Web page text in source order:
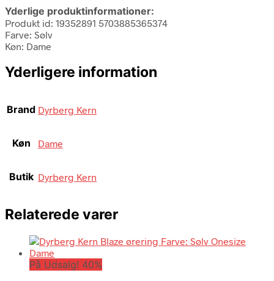
Yderlige produktinformationer:
Produkt id: 19352891 5703885365374
Farve: Sølv
Køn: Dame
Yderligere information
Brand Dyrberg Kern
Køn Dame
Butik Dyrberg Kern
Relaterede varer
På Udsalg! 40%